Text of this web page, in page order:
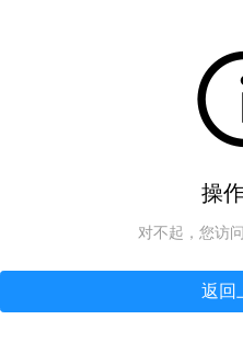
操
对不起，您访
返回